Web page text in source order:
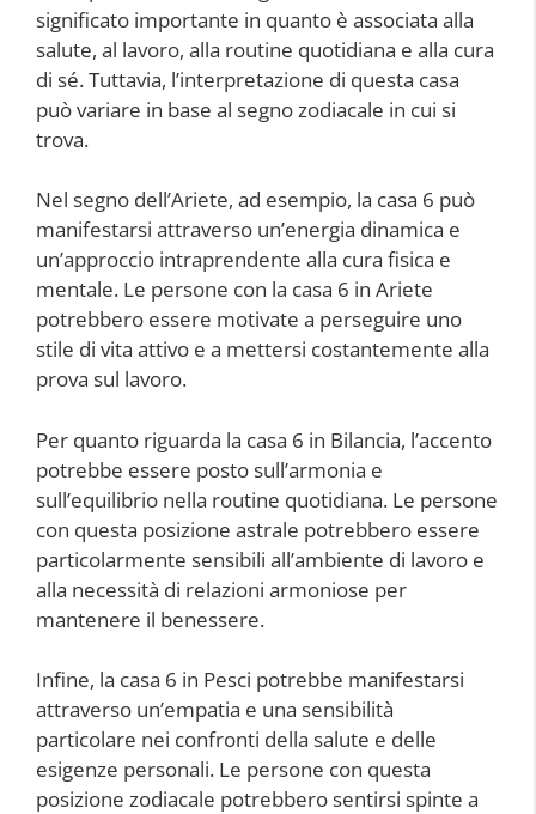
significato importante in quanto è associata alla
salute, al lavoro, alla routine quotidiana e alla cura
di sé. Tuttavia, l’interpretazione di questa casa
può variare in base al segno zodiacale in cui si
trova.
Nel segno dell’Ariete, ad esempio, la casa 6 può
manifestarsi attraverso un’energia dinamica e
un’approccio intraprendente alla cura fisica e
mentale. Le persone con la casa 6 in Ariete
potrebbero essere motivate a perseguire uno
stile di vita attivo e a mettersi costantemente alla
prova sul lavoro.
Per quanto riguarda la casa 6 in Bilancia, l’accento
potrebbe essere posto sull’armonia e
sull’equilibrio nella routine quotidiana. Le persone
con questa posizione astrale potrebbero essere
particolarmente sensibili all’ambiente di lavoro e
alla necessità di relazioni armoniose per
mantenere il benessere.
Infine, la casa 6 in Pesci potrebbe manifestarsi
attraverso un’empatia e una sensibilità
particolare nei confronti della salute e delle
esigenze personali. Le persone con questa
posizione zodiacale potrebbero sentirsi spinte a